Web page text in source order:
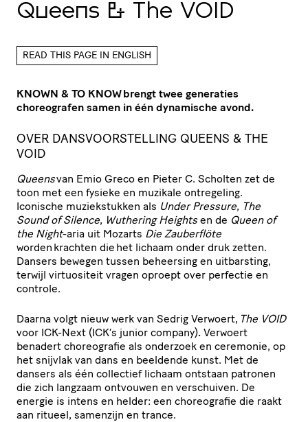
Queens & The VOID
READ THIS PAGE IN ENGLISH
KNOWN & TO KNOW brengt twee generaties
choreografen samen in één dynamische avond.
OVER DANSVOORSTELLING QUEENS & THE
VOID
Queensvan Emio Greco en Pieter C. Scholten zet de
toon met een fysieke en muzikale ontregeling.
Iconische muziekstukken als Under Pressure, The
Sound of Silence, Wuthering Heightsen de Queen of
the Night-aria uit Mozarts Die Zauberflöte
worden krachten die het lichaam onder druk zetten.
Dansers bewegen tussen beheersing en uitbarsting,
terwijl virtuositeit vragen oproept over perfectie en
controle.
Daarna volgt nieuw werk van Sedrig Verwoert, The VOID
voor ICK-Next (ICK’s junior company). Verwoert
benadert choreografie als onderzoek en ceremonie, op
het snijvlak van dans en beeldende kunst. Met de
dansers als één collectief lichaam ontstaan patronen
die zich langzaam ontvouwen en verschuiven. De
energie is intens en helder: een choreografie die raakt
aan ritueel, samenzijn en trance.